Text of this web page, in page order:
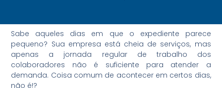
Sabe aqueles dias em que o expediente parece
pequeno? Sua empresa está cheia de serviços, mas
apenas a jornada regular de trabalho dos
colaboradores não é suficiente para atender a
demanda. Coisa comum de acontecer em certos dias,
não é!?